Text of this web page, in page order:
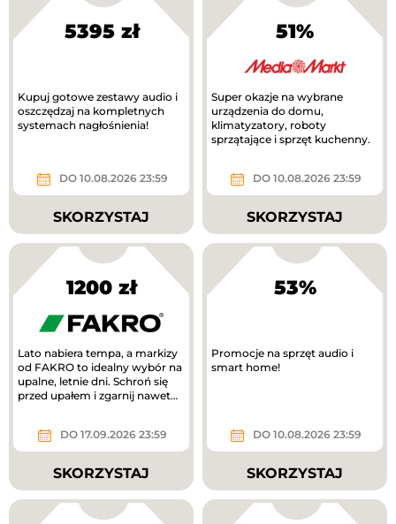
5395 zł
Kupuj gotowe zestawy audio i
oszczędzaj na kompletnych
systemach nagłośnienia!
DO 10.08.2026 23:59
SKORZYSTAJ
51%
Super okazje na wybrane
urządzenia do domu,
klimatyzatory, roboty
sprzątające i sprzęt kuchenny.
DO 10.08.2026 23:59
SKORZYSTAJ
1200 zł
Lato nabiera tempa, a markizy
od FAKRO to idealny wybór na
upalne, letnie dni. Schroń się
przed upałem i zgarnij nawet
DO 17.09.2026 23:59
SKORZYSTAJ
53%
Promocje na sprzęt audio i
smart home!
DO 10.08.2026 23:59
SKORZYSTAJ